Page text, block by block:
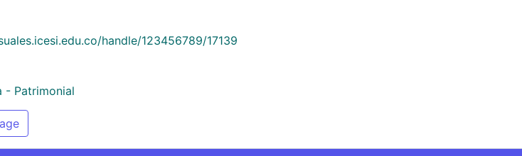
handle/123456789/17139
- Patrimonial